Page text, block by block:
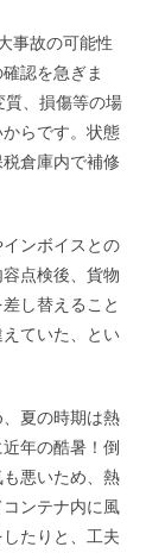
事故の可能性
認を急ぎま
、損傷等の場
らです。状態
倉庫内で補修
ンボイスとの
点検後、貨物
し替えること
ていた、とい
夏の時期は熱
年の酷暑！倒
悪いため、熱
ンテナ内に風
たりと、工夫